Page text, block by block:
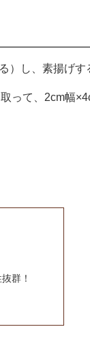
）し、素揚げす
って、2cm幅
群！